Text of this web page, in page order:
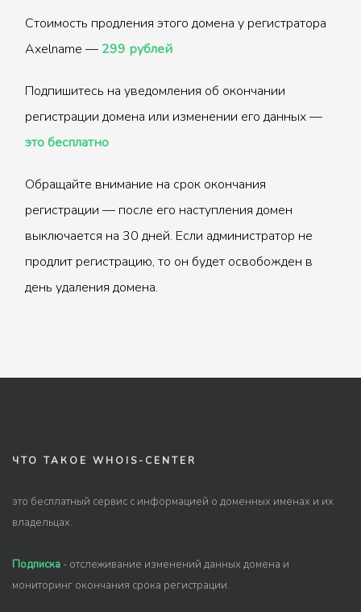
Стоимость продления этого домена у регистратора
Axelname — 299 рублей
Подпишитесь на уведомления об окончании
регистрации домена или изменении его данных —
это бесплатно
Обращайте внимание на срок окончания
регистрации — после его наступления домен
выключается на 30 дней. Если администратор не
продлит регистрацию, то он будет освобожден в
день удаления домена.
ЧТО ТАКОЕ WHOIS-CENTER
это бесплатный сервис с информацией о доменных именах и их
владельцах.
Подписка - отслеживание изменений данных домена и
мониторинг окончания срока регистрации.